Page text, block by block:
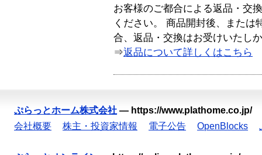
お客様のご都合による返品・交
ください。 商品開封後、または
合、返品・交換はお受けいたし
⇒返品について詳しくはこちら
ぷらっとホーム株式会社 — https://www.plathome.co.jp/
会社概要
株主・投資家情報 電子公告 OpenBlocks